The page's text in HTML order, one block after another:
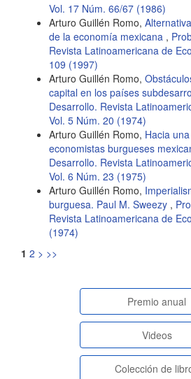
Vol. 17 Núm. 66/67 (1986)
Arturo Guillén Romo,
de la economía mexicana ,
Revista Latinoamericana de
109 (1997)
Arturo Guillén Romo,
capital en los países
Desarrollo. Revista
Vol. 5 Núm. 20 (1974)
Arturo Guillén Romo, Hacia
economistas burgueses
Desarrollo. Revista
Vol. 6 Núm. 23 (1975)
Arturo Guillén Romo,
burguesa. Paul M. Sweezy ,
Revista Latinoamericana de
(1974)
1 2 > >>
Premio anual
Videos
Colección de